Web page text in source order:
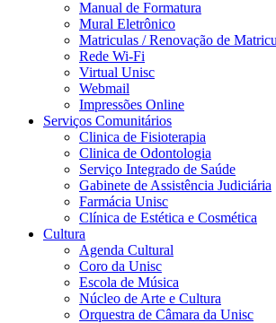
Manual de Formatura
Mural Eletrônico
Matriculas / Renovação de
Rede Wi-Fi
Virtual Unisc
Webmail
Impressões Online
Serviços Comunitários
Clinica de Fisioterapia
Clinica de Odontologia
Serviço Integrado de Saúde
Gabinete de Assistência Judiciária
Farmácia Unisc
Clínica de Estética e Cosmética
Cultura
Agenda Cultural
Coro da Unisc
Escola de Música
Núcleo de Arte e Cultura
Orquestra de Câmara da Unisc